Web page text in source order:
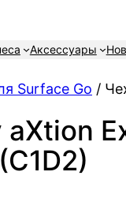
Аксессуары
Surface Go /